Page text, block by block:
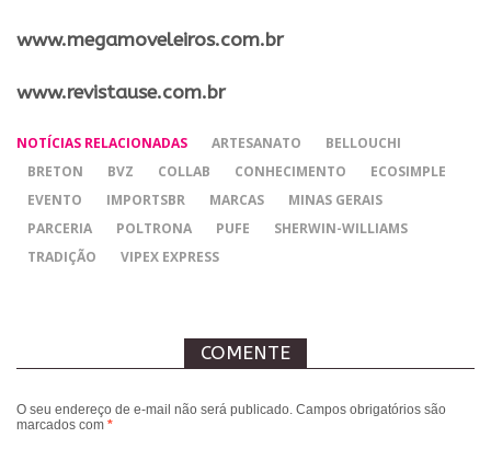
www.megamoveleiros.com.br
www.revistause.com.br
NOTÍCIAS RELACIONADAS ARTESANATO
BELLOUCHI
BRETON
BVZ COLLAB CONHECIMENTO
ECOSIMPLE
EVENTO
IMPORTSBR MARCAS
MINAS GERAIS
PARCERIA
POLTRONA PUFE
SHERWIN-WILLIAMS
TRADIÇÃO
VIPEX EXPRESS
COMENTE
O seu endereço de e-mail não será publicado. Campos obrigatórios são
marcados com *